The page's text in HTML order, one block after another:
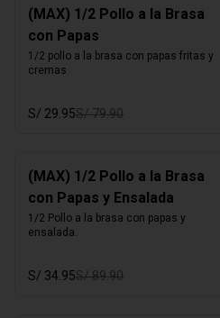
(MAX) 1/2 Pollo a la Brasa
con Papas
1/2 pollo a la brasa con papas fritas y
cremas
S/ 29.95S/ 79.90
(MAX) 1/2 Pollo a la Brasa
con Papas y Ensalada
1/2 Pollo a la brasa con papas y
ensalada.
S/ 34.95S/ 89.90